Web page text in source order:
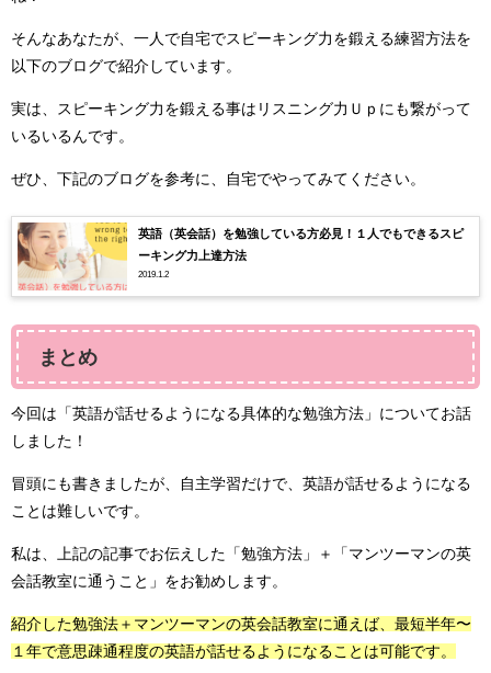
そんなあなたが、一人で自宅でスピーキング力を鍛える練習方法を
以下のブログで紹介しています。
実は、スピーキング力を鍛える事はリスニング力Ｕｐにも繋がって
いるいるんです。
ぜひ、下記のブログを参考に、自宅でやってみてください。
英語（英会話）を勉強している方必見！１人でもできるスピ
ーキング力上達方法
2019.1.2
まとめ
今回は「英語が話せるようになる具体的な勉強方法」についてお話
しました！
冒頭にも書きましたが、自主学習だけで、英語が話せるようになる
ことは難しいです。
私は、上記の記事でお伝えした「勉強方法」＋「マンツーマンの英
会話教室に通うこと」をお勧めします。
紹介した勉強法＋マンツーマンの英会話教室に通えば、最短半年〜
１年で意思疎通程度の英語が話せるようになることは可能です。